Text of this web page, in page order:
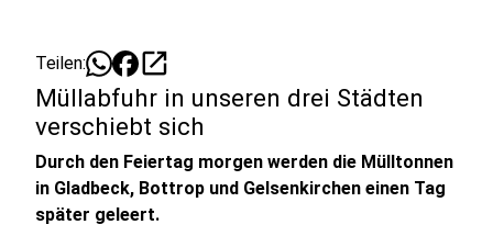
Teilen: open_in_new
Müllabfuhr in unseren drei Städten
verschiebt sich
Durch den Feiertag morgen werden die Mülltonnen
in Gladbeck, Bottrop und Gelsenkirchen einen Tag
später geleert.